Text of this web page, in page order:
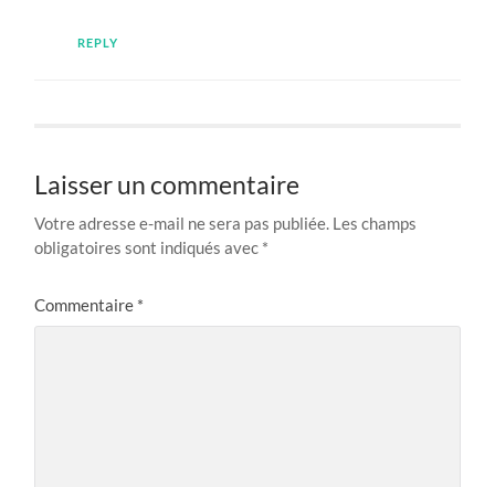
REPLY
Laisser un commentaire
Votre adresse e-mail ne sera pas publiée. Les champs
obligatoires sont indiqués avec *
Commentaire *